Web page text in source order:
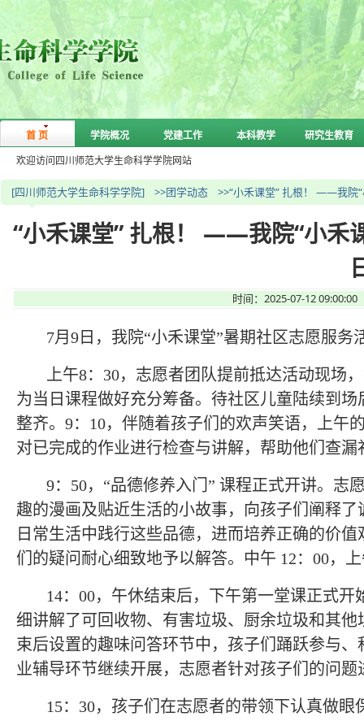
首 页 学院概况 党建工作 本科教学 研究生教育
欢迎访问四川师范大学生命科学学院网站
[四川师范大学生命科学学院] >>团学动态 >>“小禾课堂” 扎根！ ——我院
“小禾课堂” 扎根！ ——我院“小禾
时间：2025-07-12
7月9 日，我院“小禾课堂”暑期社区志愿服
上午8： 30，志愿者团队提前抵达活动现场
为当日课程做好充分筹备。待社区儿童陆续到
整齐。 9： 10，伴随着孩子们的欢声笑语，上午
对已完成的作业进行检查与讲解，帮助他们查
9： 50， “品德修养入门”课程正式开讲。志
趣的漫画及贴近生活的小故事，向孩子们阐释
日常生活中践行这些品德，进而培养正确的价
们的疑问耐心细致地予以解答。中午 12： 00，
14：00，午休结束后，下午第一堂课正式开
细讲解了可回收物、有害垃圾、厨余垃圾和其
束后设置的趣味问答环节中，孩子们踊跃参与
业辅导环节继续开展，志愿者针对孩子们的问
15： 30，孩子们在志愿者的带领下认真做